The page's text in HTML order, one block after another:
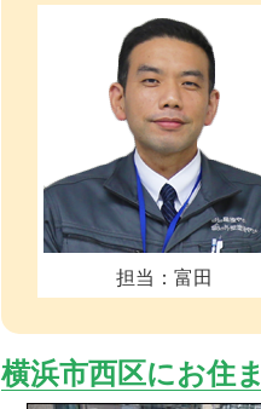
担当：富田
横浜市西区にお住